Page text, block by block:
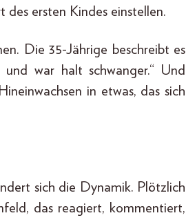
ersten Kindes einstellen.
Die 35-Jährige beschreibt es
war halt schwanger.“ Und
in etwas, das sich
sich die Dynamik. Plötzlich
das reagiert, kommentiert,